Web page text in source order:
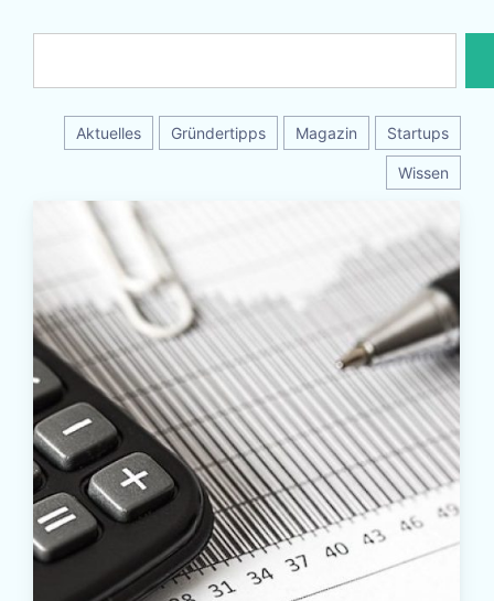
Aktuelles Gründertipps Magazin Startups
Wissen